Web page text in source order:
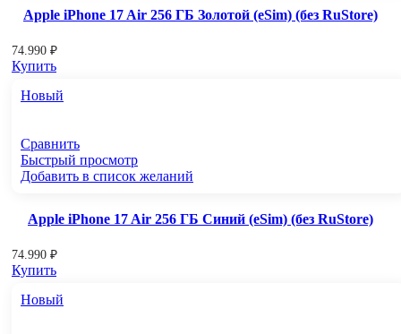
Apple iPhone 17 Air 256 ГБ Золотой (eSim) (без RuStore)
74.990 ₽
Купить
Новый
Сравнить
Быстрый просмотр
Добавить в список желаний
Apple iPhone 17 Air 256 ГБ Синий (eSim) (без RuStore)
74.990 ₽
Купить
Новый